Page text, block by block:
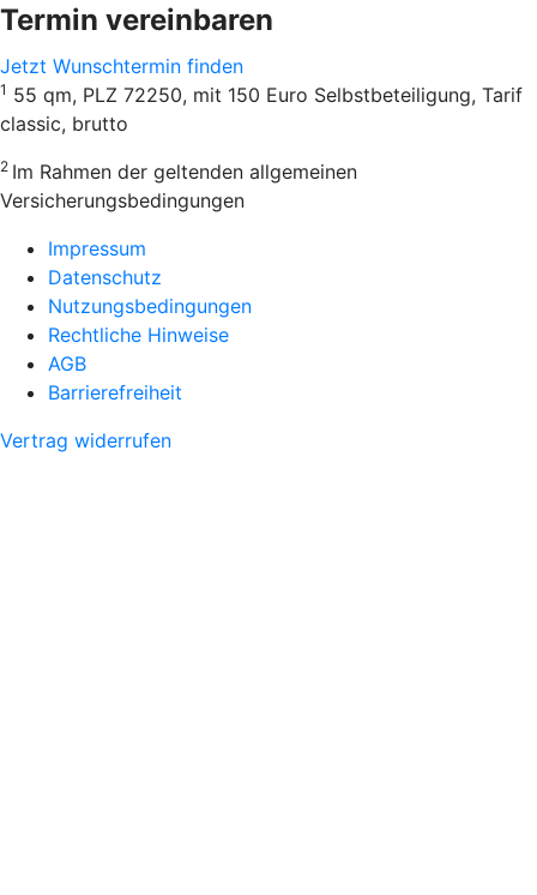
Termin vereinbaren
Jetzt Wunschtermin finden
1 55 qm, PLZ 72250, mit 150 Euro Selbstbeteiligung, Tarif
classic, brutto
2 Im Rahmen der geltenden allgemeinen
Versicherungsbedingungen
Impressum
Datenschutz
Nutzungsbedingungen
Rechtliche Hinweise
AGB
Barrierefreiheit
Vertrag widerrufen